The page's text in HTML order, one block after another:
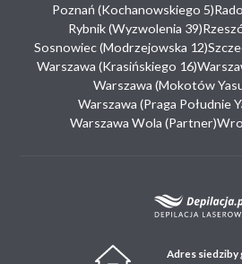
Poznań (Kochanowskiego 5)
Rybnik (Wyzwolenia 39)
Sosnowiec (Modrzejowska 12)
Warszawa (Krasińskiego 16)
Warszawa (Mokotów
Warszawa (Praga Południe
Warszawa Wola (Partner)
Adres siedziby